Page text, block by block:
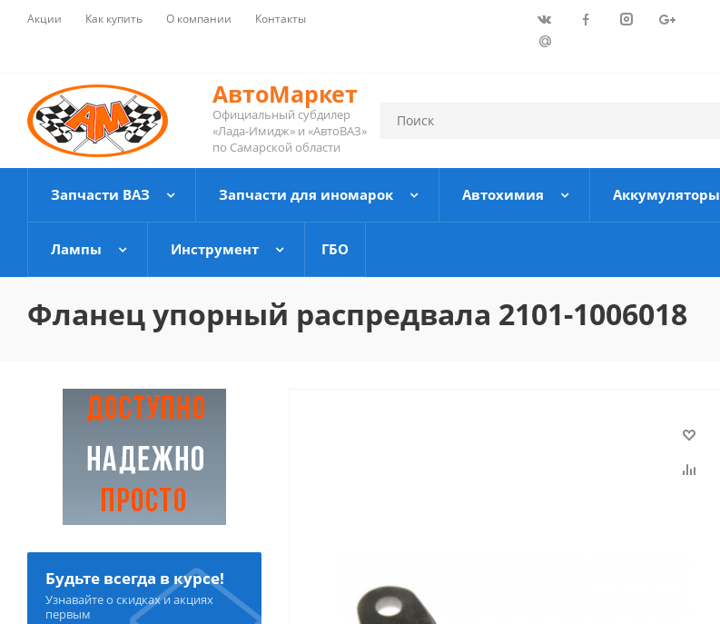
Акции Как купить О компании Контакты
АвтоМаркет
Официальный субдилер
«Лада-Имидж» и «АвтоВАЗ»
по Самарской области
Запчасти ВАЗ Запчасти для иномарок Автохимия Аккумуляторы
Лампы Инструмент ГБО
Фланец упорный распредвала 2101-1006018
Будьте всегда в курсе!
Узнавайте о скидках и акциях
первым